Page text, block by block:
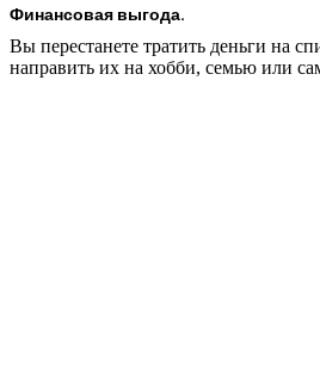
Финансовая выгода.
Вы перестанете тратить деньги на
направить их на хобби, семью или